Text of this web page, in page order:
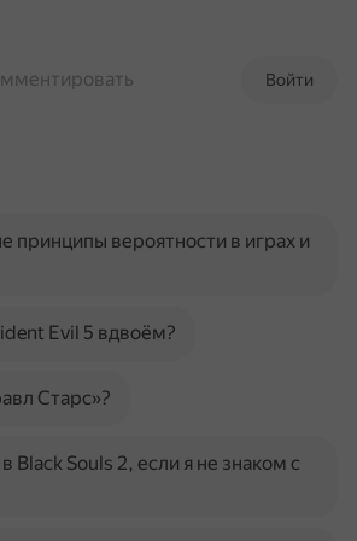
Войти
принципы вероятности в играх и
Evil 5 вдвоём?
Старс»?
Black Souls 2, если я не знаком с